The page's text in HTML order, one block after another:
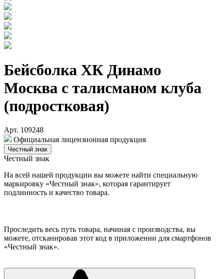
Бейсболка ХК Динамо
Москва с талисманом клуба
(подростковая)
Арт. 109248
Официальная лицензионная продукция
Честный знак
Честный знак
На всей нашей продукции вы можете найти специальную
маркировку «Честный знак», которая гарантирует
подлинность и качество товара.
Проследить весь путь товара, начиная с производства, вы
можете, отсканировав этот код в приложении для смартфонов
«Честный знак».